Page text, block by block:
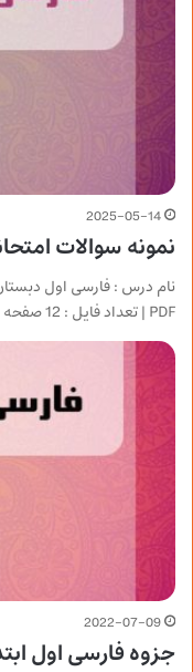
2025-05-14
نمونه سوالات
نام درس : فارسی اول
PDF | تعداد فایل : 12 صفحه …
2022-07-09
جزوه فارسی اول